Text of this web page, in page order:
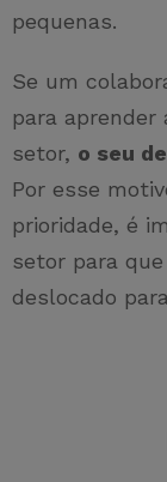
pequenas.
Se um
para aprender
setor, o seu
Por esse
prioridade, é
setor para
deslocado